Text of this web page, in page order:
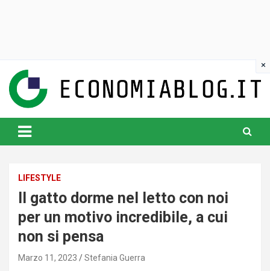
content
www.economiablog.it
LIFESTYLE
Il gatto dorme nel letto con noi
per un motivo incredibile, a cui
non si pensa
Marzo 11, 2023 Stefania Guerra